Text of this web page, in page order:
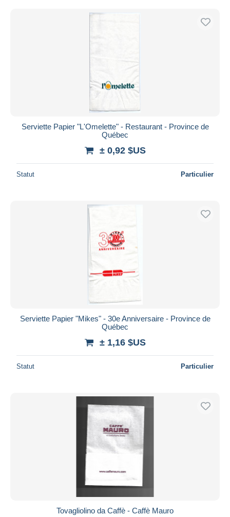
Serviette Papier "L'Omelette" - Restaurant - Province de
Québec
± 0,92 $US
Statut Particulier
Serviette Papier "Mikes" - 30e Anniversaire - Province de
Québec
± 1,16 $US
Statut Particulier
Tovagliolino da Caffè - Caffè Mauro